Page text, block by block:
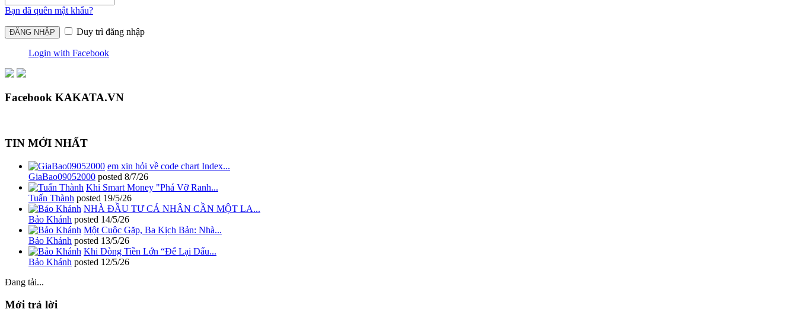
Bạn đã quên mật khẩu?
Duy trì đăng nhập
Login with Facebook
Facebook KAKATA.VN
TIN MỚI NHẤT
em xin hỏi về code chart Index...
GiaBao09052000 posted 8/7/26
Khi Smart Money "Phá Vỡ Ranh...
Tuấn Thành posted 19/5/26
NHÀ ĐẦU TƯ CÁ NHÂN CẦN MỘT LA...
Bảo Khánh posted 14/5/26
Một Cuộc Gặp, Ba Kịch Bản: Nhà...
Bảo Khánh posted 13/5/26
Khi Dòng Tiền Lớn “Để Lại Dấu...
Bảo Khánh posted 12/5/26
Đang tải...
Mới trả lời